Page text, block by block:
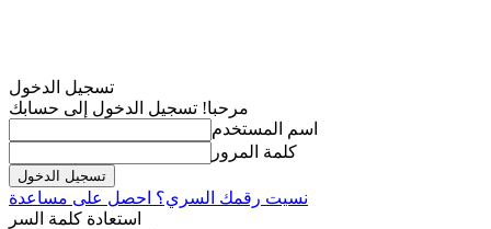
تسجيل الدخول
مرحبا! تسجيل الدخول إلى حسابك
اسم المستخدم
كلمة المرور
نسيت رقمك السري؟ احصل على مساعدة
استعادة كلمة السر